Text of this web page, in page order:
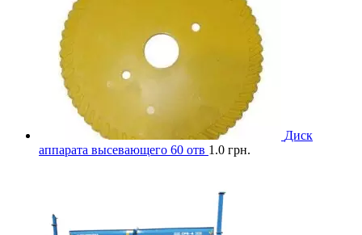
Диск
аппарата высевающего 60 отв 1.0 грн.